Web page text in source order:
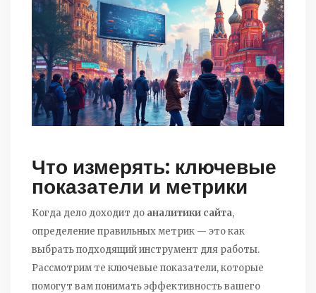
Что измерять: ключевые
показатели и метрики
Когда дело доходит до аналитики сайта,
определение правильных метрик — это как
выбрать подходящий инструмент для работы.
Рассмотрим те ключевые показатели, которые
помогут вам понимать эффективность вашего